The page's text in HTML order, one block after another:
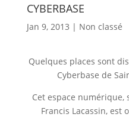
CYBERBASE
Jan 9, 2013 | Non classé
Quelques places sont
Cyberbase de
Cet espace
Francis Lacassin, est